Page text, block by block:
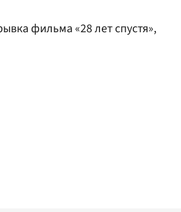
фильма «28 лет спустя»,